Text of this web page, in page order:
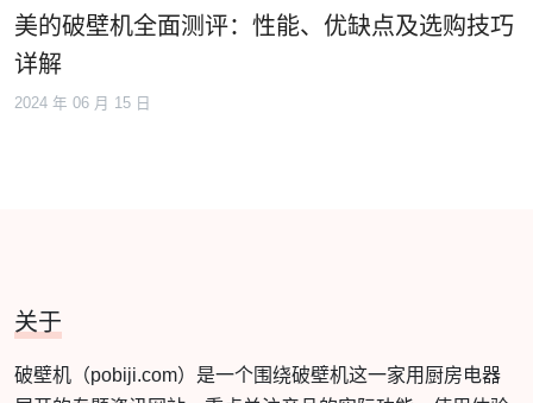
美的破壁机全面测评：性能、优缺点及选购技巧
详解
2024 年 06 月 15 日
关于
破壁机（pobiji.com）是一个围绕破壁机这一家用厨房电器